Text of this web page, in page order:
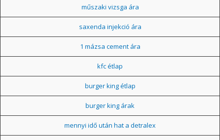
műszaki vizsga ára
saxenda injekció ára
1 mázsa cement ára
kfc étlap
burger king étlap
burger king árak
mennyi idő után hat a detralex